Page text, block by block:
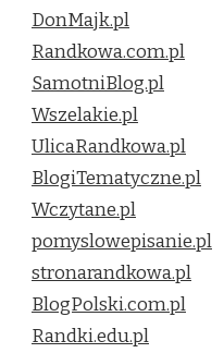
DonMajk.pl
Randkowa.com.pl
SamotniBlog.pl
Wszelakie.pl
UlicaRandkowa.pl
BlogiTematyczne.pl
Wczytane.pl
pomyslowepisanie.pl
stronarandkowa.pl
BlogPolski.com.pl
Randki.edu.pl